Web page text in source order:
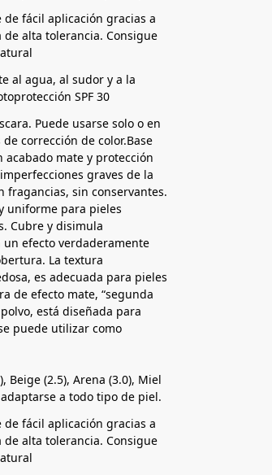
fácil aplicación gracias a
alta tolerancia. Consigue
al agua, al sudor y a la
SPF 30
Puede usarse solo o en
corrección de color.Base
mate y protección
graves de la
fragancias, sin conservantes.
uniforme para pieles
Cubre y disimula
un efecto verdaderamente
La textura
es adecuada para pieles
de efecto mate, “segunda
está diseñada para
puede utilizar como
Beige (2.5), Arena (3.0), Miel
a todo tipo de piel.
fácil aplicación gracias a
alta tolerancia. Consigue